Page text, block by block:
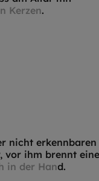
/ EOM
/ EOM